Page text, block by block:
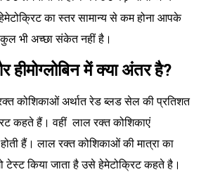
का स्तर सामान्य से कम होना आपके
भी अच्छा संकेत नहीं है।
हीमोग्लोबिन में क्या अंतर है?
कोशिकाओं अर्थात रेड ब्लड सेल की प्रतिशत
कहते हैं। वहीं लाल रक्त कोशिकाएं
हैं। लाल रक्त कोशिकाओं की मात्रा का
टेस्ट किया जाता है उसे हेमेटोक्रिट कहते है।